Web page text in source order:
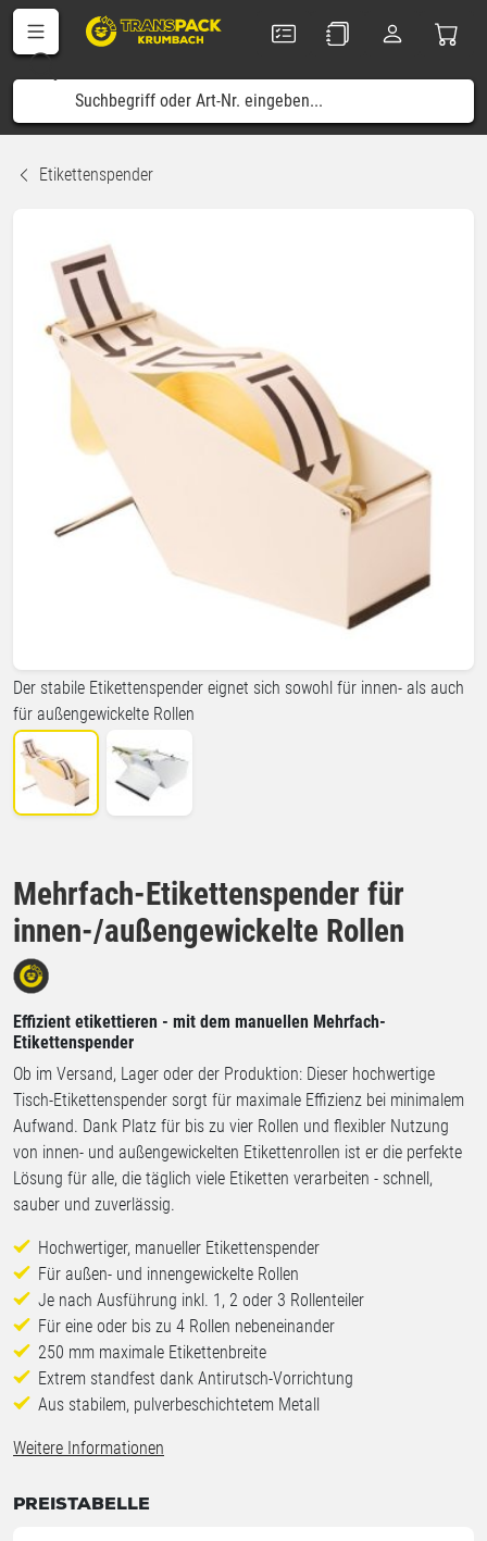
Etikettenspender
Mehrfach-Etikettenspender für
innen-/außengewickelte Rollen
Der stabile Etikettenspender eignet sich sowohl für innen- als auch
für außengewickelte Rollen
Effizient etikettieren - mit dem manuellen Mehrfach-
Etikettenspender
Ob im Versand, Lager oder der Produktion: Dieser hochwertige
Tisch-Etikettenspender sorgt für maximale Effizienz bei minimalem
Aufwand. Dank Platz für bis zu vier Rollen und flexibler Nutzung
von innen- und außengewickelten Etikettenrollen ist er die perfekte
Lösung für alle, die täglich viele Etiketten verarbeiten - schnell,
sauber und zuverlässig.
Hochwertiger, manueller Etikettenspender
Für außen- und innengewickelte Rollen
Je nach Ausführung inkl. 1, 2 oder 3 Rollenteiler
Für eine oder bis zu 4 Rollen nebeneinander
250 mm maximale Etikettenbreite
Extrem standfest dank Antirutsch-Vorrichtung
Aus stabilem, pulverbeschichtetem Metall
Weitere Informationen
PREISTABELLE